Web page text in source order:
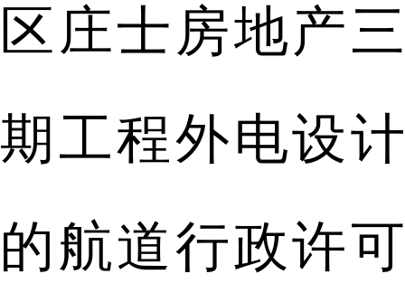
区庄士房地产三
期工程外电设计
的航道行政许可